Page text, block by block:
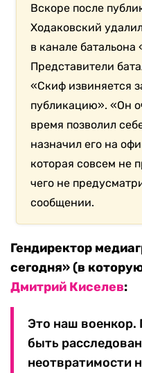
Вскоре после
Ходаковский
в канале батальона
Представители
«Скиф извиняется
публикацию». «Он
время позволил
назначил его на
которая совсем не
чего не
сообщении.
Гендиректор
сегодня» (в
Дмитрий Киселев:
Это наш военкор.
быть
неотвратимости